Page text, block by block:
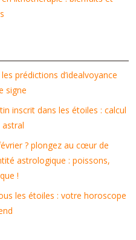
prédictions d’idealvoyance
signe
inscrit dans les étoiles : calcul
? plongez au cœur de
astrologique : poissons,
!
les étoiles : votre horoscope